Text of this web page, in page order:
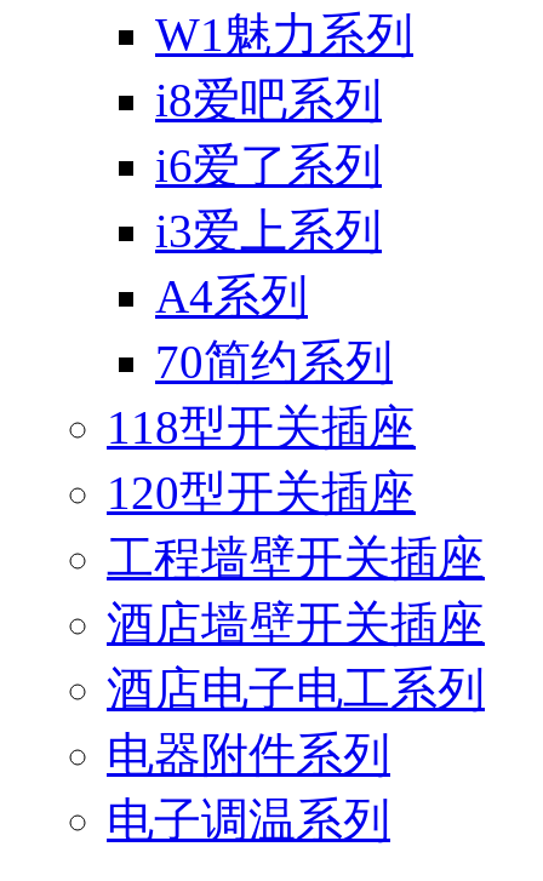
W1魅力系列
i8爱吧系列
i6爱了系列
i3爱上系列
A4系列
70简约系列
118型开关插座
120型开关插座
工程墙壁开关插座
酒店墙壁开关插座
酒店电子电工系列
电器附件系列
电子调温系列